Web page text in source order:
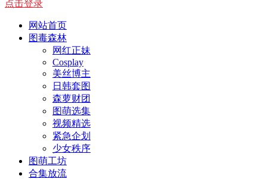
点击登录
网站首页
图毒森林
网红正妹
Cosplay
美丝博主
日韩套图
森萝财团
图萌选集
视频精选
紧急企划
少女秩序
图萌工坊
合集放流